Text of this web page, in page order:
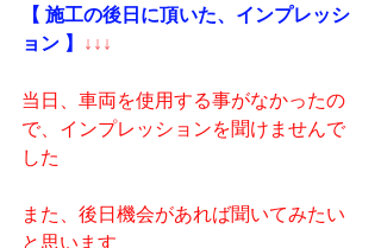
【 施工の後日に頂いた、インプレッシ
ョン 】
↓↓↓
当日、車両を使用する事がなかったの
で、インプレッションを聞けませんで
した
また、後日機会があれば聞いてみたい
と思います